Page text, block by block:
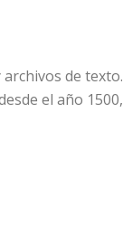
de texto.
el año 1500,